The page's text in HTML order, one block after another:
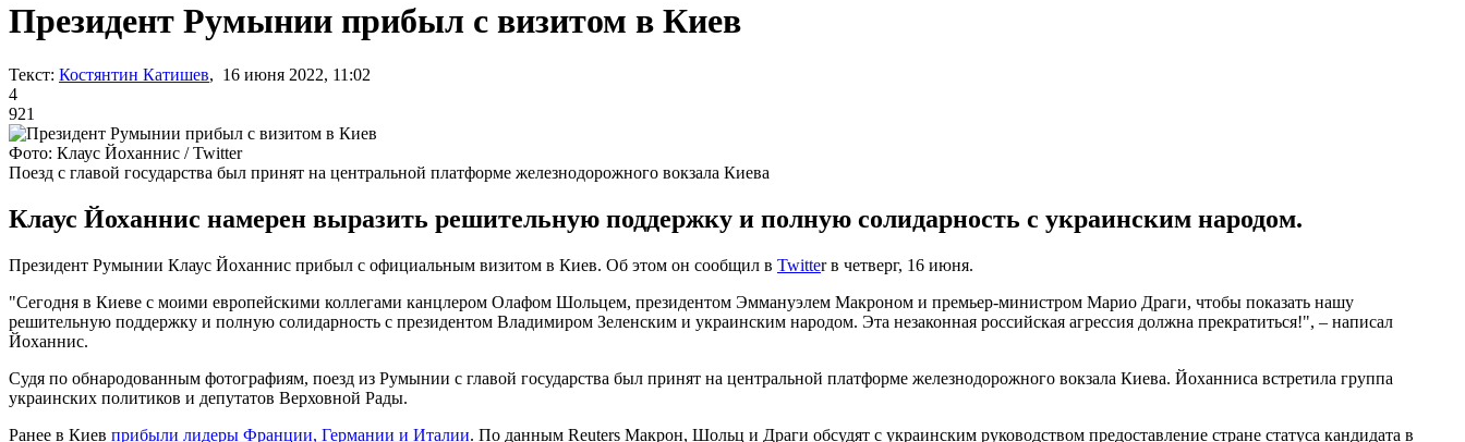
Президент Румынии прибыл с визитом в Киев
Текст: Костянтин Катишев, 16 июня 2022, 11:02
4
921
Фото: Клаус Йоханнис / Twitter
Поезд с главой государства был принят на центральной платформе железнодорожного вокзала Киева
Клаус Йоханнис намерен выразить решительную поддержку и полную солидарность с украинским народом.
Президент Румынии Клаус Йоханнис прибыл с официальным визитом в Киев. Об этом он сообщил в Twitter в четверг, 16 июня.
"Сегодня в Киеве с моими европейскими коллегами канцлером Олафом Шольцем, президентом Эммануэлем Макроном и премьер-министром Марио Драги, чтобы показать нашу
решительную поддержку и полную солидарность с президентом Владимиром Зеленским и украинским народом. Эта незаконная российская агрессия должна прекратиться!", – написал
Йоханнис.
Судя по обнародованным фотографиям, поезд из Румынии с главой государства был принят на центральной платформе железнодорожного вокзала Киева. Йоханниса встретила группа
украинских политиков и депутатов Верховной Рады.
Ранее в Киев прибыли лидеры Франции, Германии и Италии. По данным Reuters Макрон, Шольц и Драги обсудят с украинским руководством предоставление стране статуса кандидата в